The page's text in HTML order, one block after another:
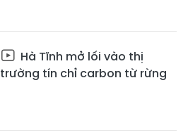
Hà Tĩnh mở lối vào thị
trường tín chỉ carbon từ rừng